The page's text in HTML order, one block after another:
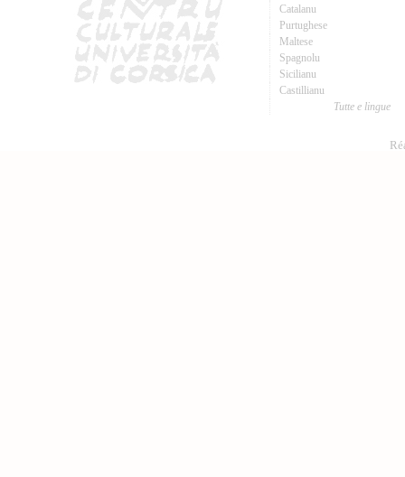
Catalanu
Purtughese
Maltese
Spagnolu
Sicilianu
Castillianu
Tutte e lingue